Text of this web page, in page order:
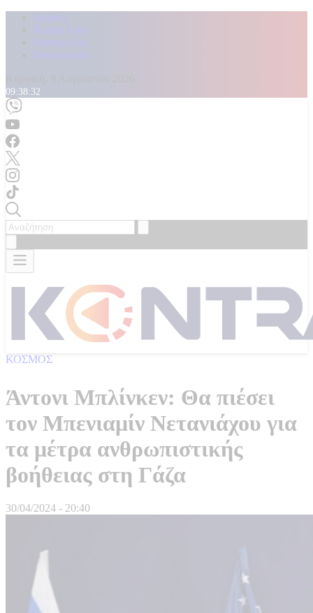
Αρχική
Kontra Live
Καταγγελίες
Επικοινωνία
09:38:34
ΚΟΣΜΟΣ
Άντονι Μπλίνκεν: Θα πιέσει
τον Μπενιαμίν Νετανιάχου για
τα μέτρα ανθρωπιστικής
βοήθειας στη Γάζα
30/04/2024 - 20:40